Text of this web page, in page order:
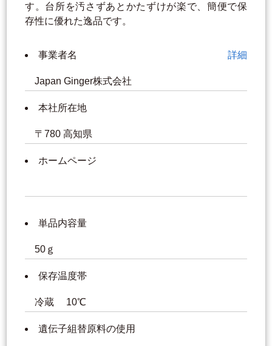
す。台所を汚さずあとかたずけが楽で、簡便で保
存性に優れた逸品です。
事業者名 詳細
Japan Ginger株式会社
本社所在地
〒780 高知県
ホームページ
単品内容量
50ｇ
保存温度帯
冷蔵 10℃
遺伝子組替原料の使用